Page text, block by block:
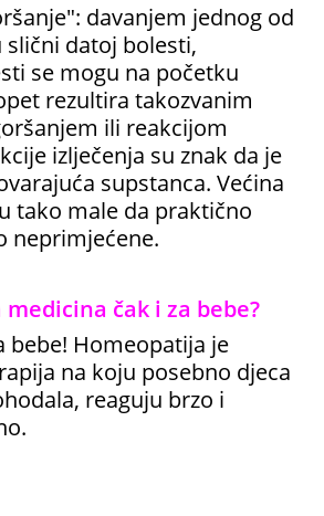
davanjem jednog od
datoj bolesti,
se mogu na početku
rezultira takozvanim
ili reakcijom
izlječenja su znak da je
supstanca. Većina
tako male da praktično
neprimjećene.
čak i za bebe?
bebe! Homeopatija je
na koju posebno djeca
reaguju brzo i